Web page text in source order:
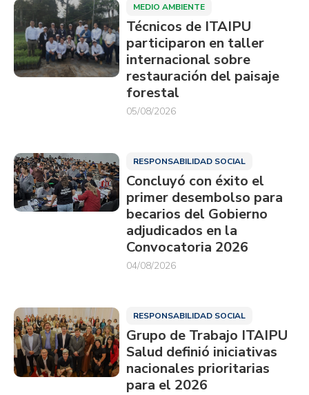
MEDIO AMBIENTE
Técnicos de ITAIPU
participaron en taller
internacional sobre
restauración del paisaje
forestal
05/08/2026
RESPONSABILIDAD SOCIAL
Concluyó con éxito el
primer desembolso para
becarios del Gobierno
adjudicados en la
Convocatoria 2026
04/08/2026
RESPONSABILIDAD SOCIAL
Grupo de Trabajo ITAIPU
Salud definió iniciativas
nacionales prioritarias
para el 2026